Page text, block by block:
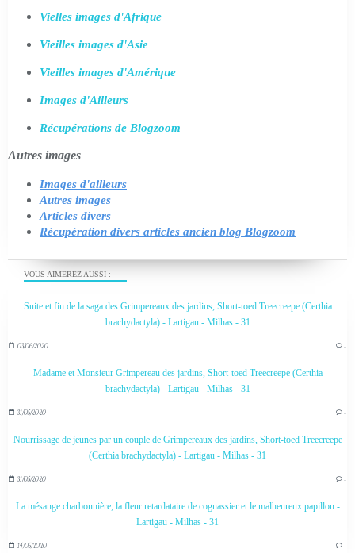
VOUS AIMEREZ AUSSI :
Suite et fin de la saga des Grimpereaux des jardins, Short-toed Treecreepe (Certhia
brachydactyla) - Lartigau - Milhas - 31
03/06/2020 …
Madame et Monsieur Grimpereau des jardins, Short-toed Treecreepe (Certhia
brachydactyla) - Lartigau - Milhas - 31
31/05/2020 …
Nourrissage de jeunes par un couple de Grimpereaux des jardins, Short-toed Treecreepe
(Certhia brachydactyla) - Lartigau - Milhas - 31
31/05/2020 …
La mésange charbonnière, la fleur retardataire de cognassier et le malheureux papillon -
Lartigau - Milhas - 31
14/05/2020 …
Vielles images d'Afrique
Vieilles images d'Asie
Vieilles images d'Amérique
Images d'Ailleurs
Récupérations de Blogzoom
Autres images
Images d'ailleurs
Autres images
Articles divers
Récupération divers articles ancien blog Blogzoom